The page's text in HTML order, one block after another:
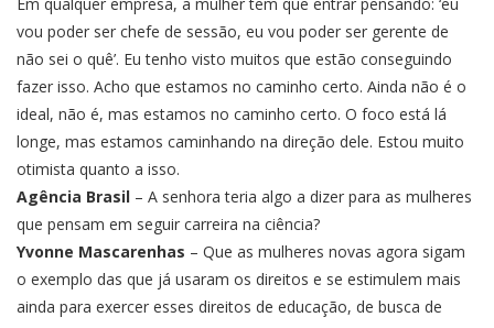
vou poder ser chefe de sessão, eu vou poder ser gerente de
não sei o quê’. Eu tenho visto muitos que estão conseguindo
fazer isso. Acho que estamos no caminho certo. Ainda não é o
ideal, não é, mas estamos no caminho certo. O foco está lá
longe, mas estamos caminhando na direção dele. Estou muito
otimista quanto a isso.
Agência Brasil – A senhora teria algo a dizer para as mulheres
que pensam em seguir carreira na ciência?
Yvonne Mascarenhas – Que as mulheres novas agora sigam
o exemplo das que já usaram os direitos e se estimulem mais
ainda para exercer esses direitos de educação, de busca de